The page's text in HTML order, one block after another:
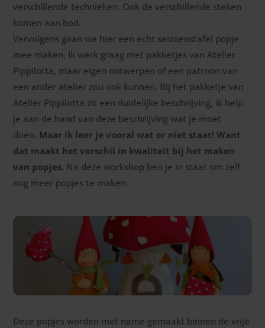
verschillende technieken. Ook de verschillende steken
komen aan bod.
Vervolgens gaan we hier een echt seizoenstafel popje
mee maken. Ik werk graag met pakketjes van Atelier
Pippilotta, maar eigen ontwerpen of een patroon van
een ander atelier zou ook kunnen. Bij het pakketje van
Atelier Pippilotta zit een duidelijke beschrijving, ik help
je aan de hand van deze beschrijving wat je moet
doen. Maar ik leer je vooral wat er niet staat! Want
dat maakt het verschil in kwaliteit bij het maken
van popjes. Na deze workshop ben je in staat om zelf
nog meer popjes te maken.
Deze popjes worden met name gemaakt binnen de vrije